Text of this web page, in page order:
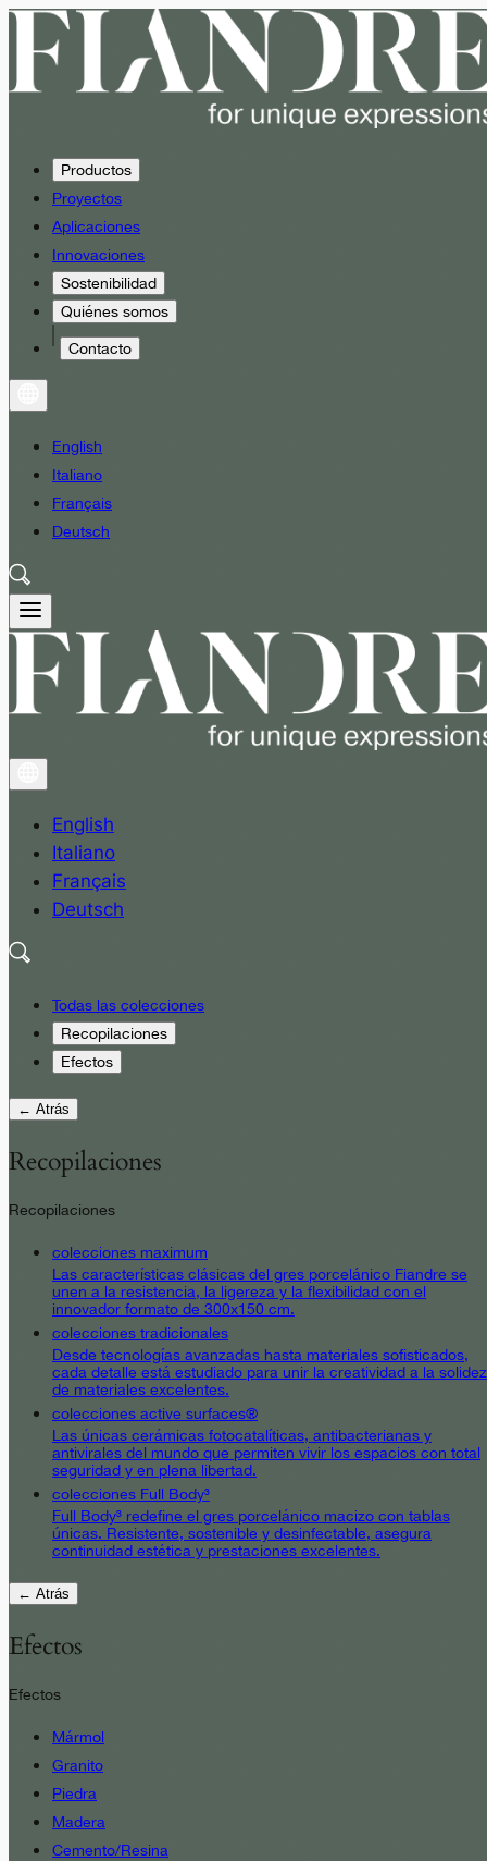
Productos
Proyectos
Aplicaciones
Innovaciones
Sostenibilidad
Quiénes somos
Contacto
English
Italiano
Français
Deutsch
English
Italiano
Français
Deutsch
Todas las colecciones
Recopilaciones
Efectos
← Atrás
Recopilaciones
Recopilaciones
colecciones maximum
Las características clásicas del gres porcelánico Fiandre se
unen a la resistencia, la ligereza y la flexibilidad con el
innovador formato de 300x150 cm.
colecciones tradicionales
Desde tecnologías avanzadas hasta materiales sofisticados,
cada detalle está estudiado para unir la creatividad a la solidez
de materiales excelentes.
colecciones active surfaces®
Las únicas cerámicas fotocatalíticas, antibacterianas y
antivirales del mundo que permiten vivir los espacios con total
seguridad y en plena libertad.
colecciones Full Body³
Full Body³ redefine el gres porcelánico macizo con tablas
únicas. Resistente, sostenible y desinfectable, asegura
continuidad estética y prestaciones excelentes.
← Atrás
Efectos
Efectos
Mármol
Granito
Piedra
Madera
Cemento/Resina